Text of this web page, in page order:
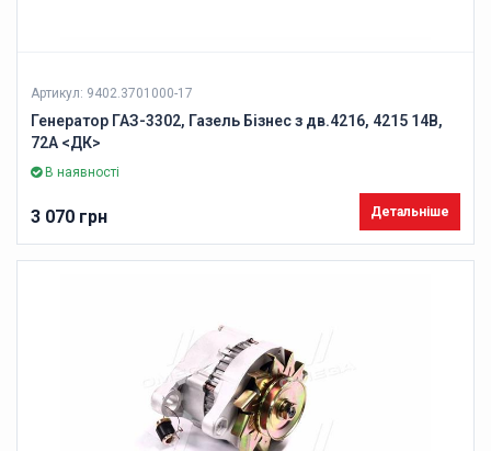
Артикул: 9402.3701000-17
Генератор ГАЗ-3302, Газель Бізнес з дв.4216, 4215 14В,
72А <ДК>
В наявності
3 070 грн Детальніше